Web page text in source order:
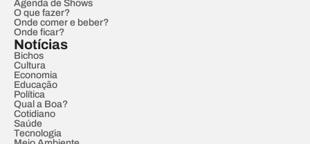
Agenda de Shows
O que fazer?
Onde comer e beber?
Onde ficar?
Notícias
Bichos
Cultura
Economia
Educação
Política
Qual a Boa?
Cotidiano
Saúde
Tecnologia